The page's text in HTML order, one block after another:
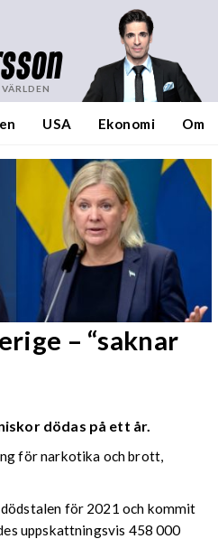
USA Ekonomi Om
– “saknar
dödas på ett år.
för narkotika och brott,
för 2021 och kommit
uppskattningsvis 458 000